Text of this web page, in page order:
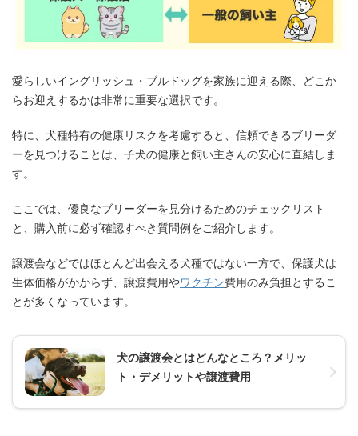
愛らしいイングリッシュ・ブルドッグを家族に迎える際、どこか
らお迎えするかは非常に重要な選択です。
特に、犬種特有の健康リスクを考慮すると、信頼できるブリーダ
ーを見つけることは、子犬の健康と飼い主さんの安心に直結しま
す。
ここでは、優良なブリーダーを見分けるためのチェックリスト
と、購入前に必ず確認すべき質問例をご紹介します。
譲渡会などではほとんど出会える犬種ではない一方で、保護犬は
生体価格がかからず、譲渡費用やワクチン費用のみ負担とするこ
とが多くなっています。
犬の譲渡会とはどんなところ？メリッ
ト・デメリットや譲渡費用